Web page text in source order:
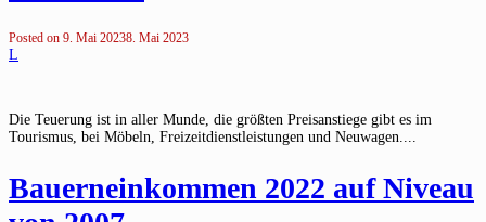
Posted on 9. Mai 20238. Mai 2023
L
Die Teuerung ist in aller Munde, die größten Preisanstiege gibt es im
Tourismus, bei Möbeln, Freizeitdienstleistungen und Neuwagen....
Bauerneinkommen 2022 auf Niveau